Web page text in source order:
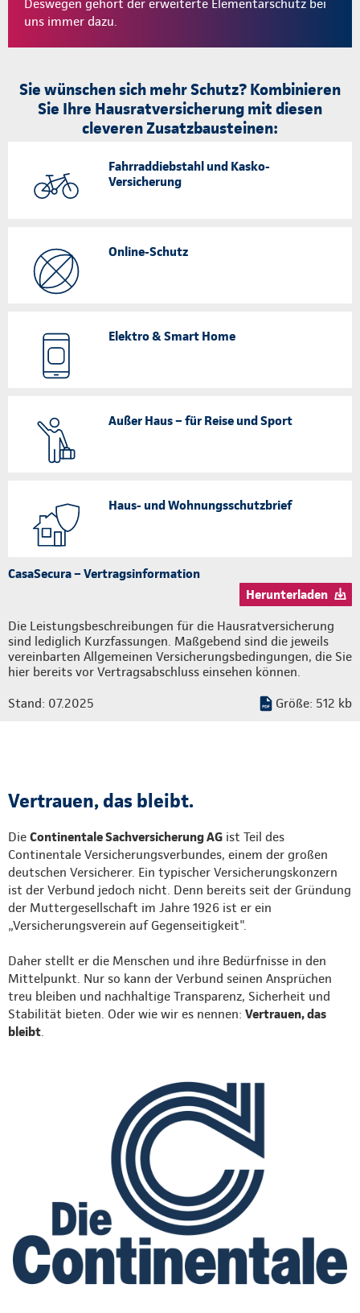
Deswegen gehört der erweiterte Elementarschutz bei
uns immer dazu.
Sie wünschen sich mehr Schutz? Kombinieren
Sie Ihre Hausratversicherung mit diesen
cleveren Zusatzbausteinen:
Fahrraddiebstahl und Kasko-
Versicherung
Online-Schutz
Elektro & Smart Home
Außer Haus – für Reise und Sport
Haus- und Wohnungsschutzbrief
CasaSecura – Vertragsinformation
Herunterladen
Die Leistungsbeschreibungen für die Hausratversicherung
sind lediglich Kurzfassungen. Maßgebend sind die jeweils
vereinbarten Allgemeinen Versicherungsbedingungen, die Sie
hier bereits vor Vertragsabschluss einsehen können.
Stand: 07.2025 Größe: 512 kb
Vertrauen, das bleibt.
Die Continentale Sachversicherung AG ist Teil des
Continentale Versicherungsverbundes, einem der großen
deutschen Versicherer. Ein typischer Versicherungskonzern
ist der Verbund jedoch nicht. Denn bereits seit der Gründung
der Muttergesellschaft im Jahre 1926 ist er ein
„Versicherungsverein auf Gegenseitigkeit".
Daher stellt er die Menschen und ihre Bedürfnisse in den
Mittelpunkt. Nur so kann der Verbund seinen Ansprüchen
treu bleiben und nachhaltige Transparenz, Sicherheit und
Stabilität bieten. Oder wie wir es nennen: Vertrauen, das
bleibt.